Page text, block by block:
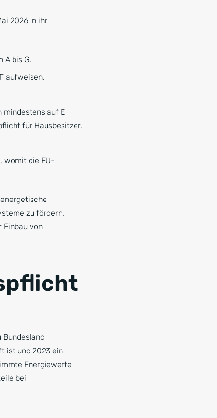
2026 in ihr
A bis G.
aufweisen.
mindestens auf E
für Hausbesitzer.
womit die EU-
zu fördern.
Einbau von
ist und 2023 ein
Energiewerte
bei